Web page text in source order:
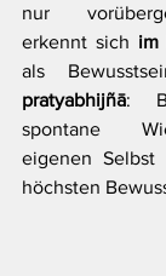
nur
erkennt sich im
pratyabhijñā:
spontane
eigenen
höchsten